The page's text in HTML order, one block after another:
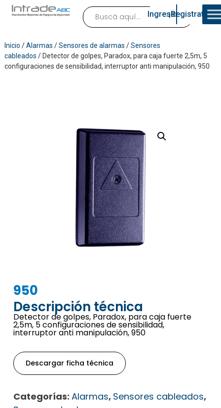
Ingresar¡Registrate!
Inicio /Alarmas /Sensores de alarmas /Sensores
cableados / Detector de golpes, Paradox, para caja fuerte 2,5m, 5
configuraciones de sensibilidad, interruptor anti manipulación, 950
950
Descripción técnica
Detector de golpes, Paradox, para caja fuerte
2,5m, 5 configuraciones de sensibilidad,
interruptor anti manipulación, 950
Descargar ficha técnica
Categorías: Alarmas, Sensores cableados,